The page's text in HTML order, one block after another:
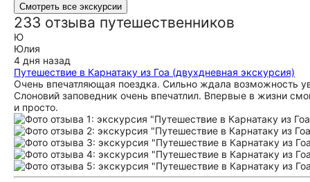
Смотреть все экскурсии
233 отзыва путешественников
Ю
Юлия
4 дня назад
Путешествие в Карнатаку из Гоа (двухдневная экскурсия)
Очень впечатляющая поездка. Сильно ждала возможность
Слоновий заповедник очень впечатлил. Впервые в жизни
и просто.